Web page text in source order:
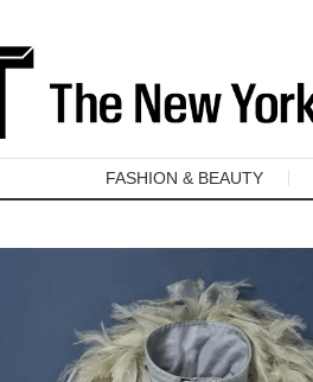
FASHION & BEAUTY